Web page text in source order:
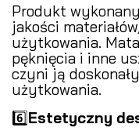
Produkt
jakości
użytkowania.
pęknięcia i inne
czyni ją
użytkowania.
6️⃣Estetyczny